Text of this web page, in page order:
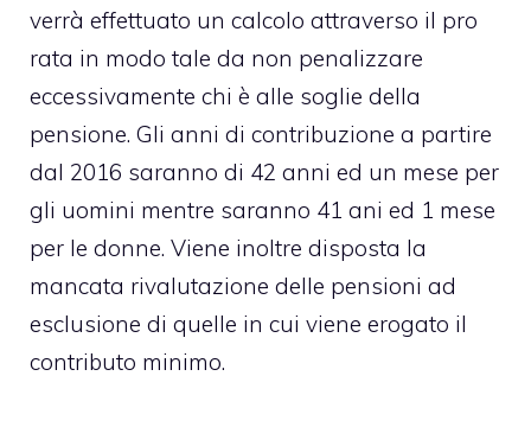
verrà effettuato un calcolo attraverso il pro
rata in modo tale da non penalizzare
eccessivamente chi è alle soglie della
pensione. Gli anni di contribuzione a partire
dal 2016 saranno di 42 anni ed un mese per
gli uomini mentre saranno 41 ani ed 1 mese
per le donne. Viene inoltre disposta la
mancata rivalutazione delle pensioni ad
esclusione di quelle in cui viene erogato il
contributo minimo.